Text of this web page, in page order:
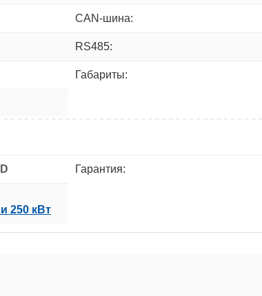
CAN-шина:
RS485:
Габариты:
Гарантия:
250 кВт